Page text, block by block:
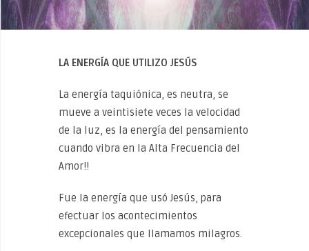
LA ENERGÍA QUE UTILIZO JESÚS
La energía taquiónica, es neutra, se
mueve a veintisiete veces la velocidad
de la luz, es la energía del pensamiento
cuando vibra en la Alta Frecuencia del
Amor!!
Fue la energía que usó Jesús, para
efectuar los acontecimientos
excepcionales que llamamos milagros.